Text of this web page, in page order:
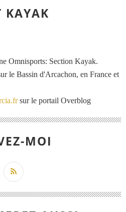
KAYAK
Omnisports: Section Kayak.
le Bassin d'Arcachon, en France et
sur le portail Overblog
MOI